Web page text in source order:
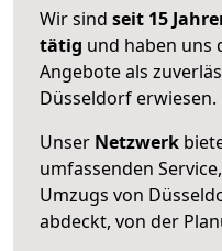
Wir sind seit 15
tätig und haben uns
Angebote als
Düsseldorf erwiesen.
Unser Netzwerk
umfassenden
Umzugs von
abdeckt, von der